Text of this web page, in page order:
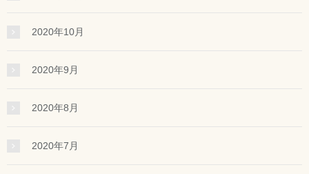
2020年10月
2020年9月
2020年8月
2020年7月